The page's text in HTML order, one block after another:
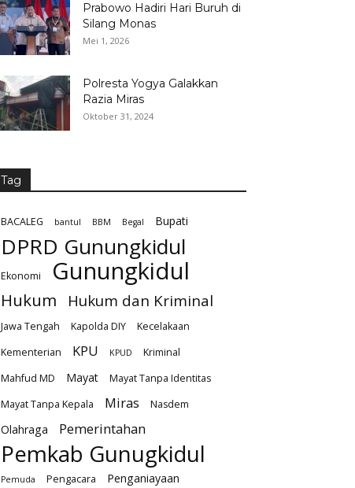
Prabowo Hadiri Hari Buruh di
Silang Monas
Mei 1, 2026
Polresta Yogya Galakkan
Razia Miras
Oktober 31, 2024
Tag
BACALEG bantul BBM Begal Bupati
DPRD Gunungkidul
Ekonomi Gunungkidul
Hukum Hukum dan Kriminal
Jawa Tengah Kapolda DIY
Kecelakaan
Kementerian
KPU KPUD
Kriminal
Mahfud MD
Mayat
Mayat Tanpa Identitas
Mayat Tanpa Kepala
Miras Nasdem
Olahraga Pemerintahan
Pemkab Gunugkidul
Pemuda Pengacara Penganiayaan